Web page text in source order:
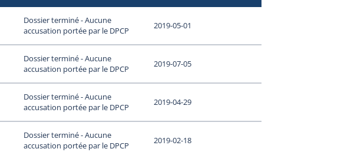
Dossier terminé - Aucune
accusation portée par le DPCP
2019-05-01
Dossier terminé - Aucune
accusation portée par le DPCP
2019-07-05
Dossier terminé - Aucune
accusation portée par le DPCP
2019-04-29
Dossier terminé - Aucune
accusation portée par le DPCP
2019-02-18